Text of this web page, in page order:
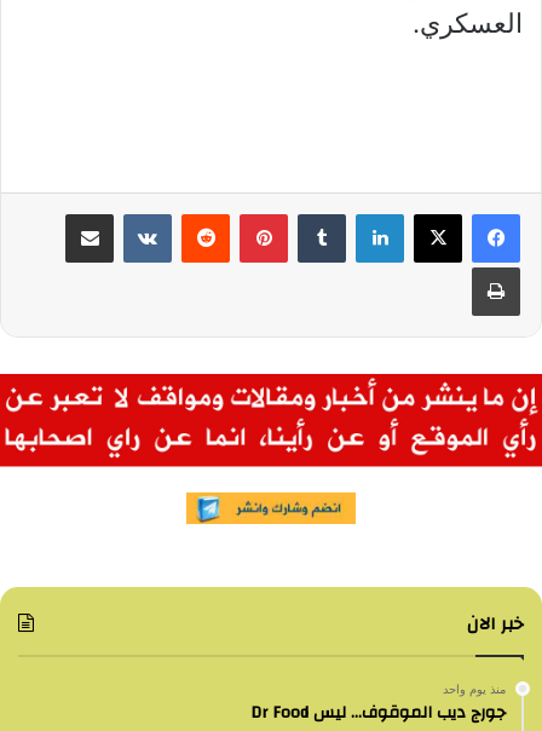
العسكري.
لينكدإن بينتيريست مشاركة عبر البريد
طباعة
خبر الان
منذ يوم واحد
جورج ديب الموقوف… ليس Dr Food